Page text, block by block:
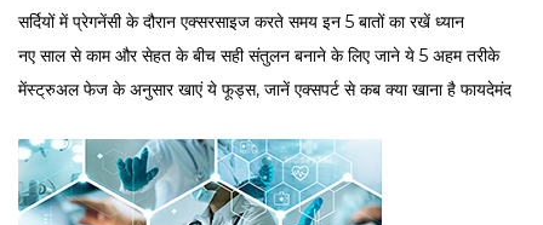
सर्द‍ियों में प्रेगनेंसी के दौरान एक्सरसाइज करते समय इन 5 बातों का रखें ध्यान
नए साल से काम और सेहत के बीच सही संतुलन बनाने के लिए जाने ये 5 अहम तरीके
मेंस्ट्रुअल फेज के अनुसार खाएं ये फूड्स, जानें एक्सपर्ट से कब क्या खाना है फायदेमंद